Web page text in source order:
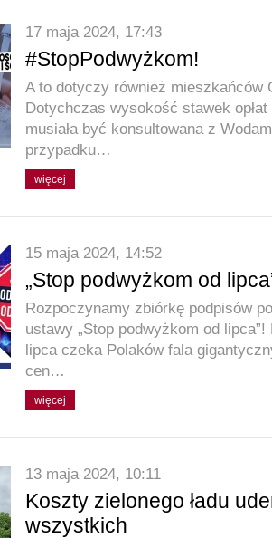
17 maja 2024, 17:43
#StopPodwyżkom!
A to dotyczy również mieszkańców
Dotychczas wysokość stawek
musiała być konsultowana z
przypadku…
więcej
15 maja 2024, 14:52
„Stop podwyżkom od
Rozpoczynamy zbiórkę podpisów
ustawy „Stop podwyżkom od
lipca czeka Polaków fala
cen…
więcej
13 maja 2024, 10:11
Koszty zielonego ładu
wszystkich